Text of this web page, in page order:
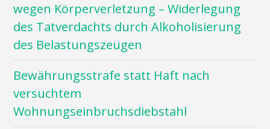
wegen Körperverletzung – Widerlegung
des Tatverdachts durch Alkoholisierung
des Belastungszeugen
Bewährungsstrafe statt Haft nach
versuchtem
Wohnungseinbruchsdiebstahl